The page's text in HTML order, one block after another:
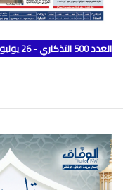
العدد 500 التذكاري - 26 يوليو 2026 - السنة الثالثة